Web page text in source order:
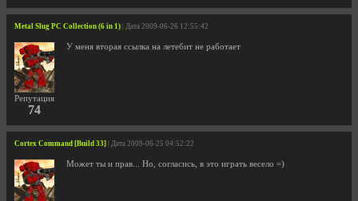
Metal Slug PC Collection (6 in 1) | Дата 2009-06-26 12:55:42
Репутация
74
У меня вторая ссылка на летебит не работает
Cortex Command [Build 33] | Дата 2009-06-25 04:52:22
Может ты и прав... Но, согласись, в это играть весело =)